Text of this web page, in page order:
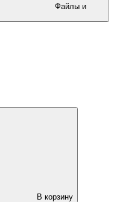
В корзину